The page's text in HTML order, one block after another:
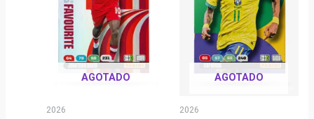
AGOTADO
2026
AGOTADO
2026